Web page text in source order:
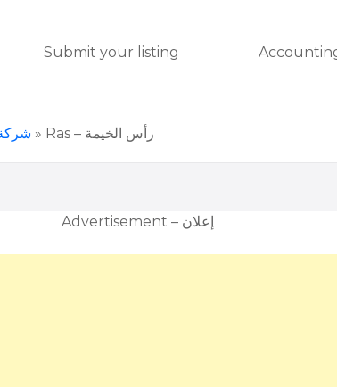
Submit your listing
شركة » Ras – رأس الخيمة
Advertisement – إعلان